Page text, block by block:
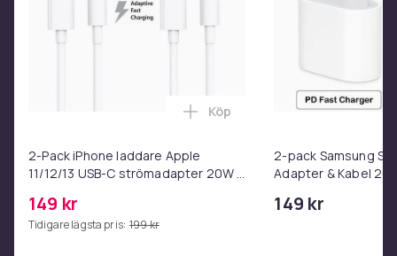
2-Pack iPhone laddare Apple
11/12/13 USB-C strömadapter 20W +
149 kr
Tidigare lägsta pris: 199 kr
Lägg till 2-Pack iPhone
Köp
2-pack Samsung
Adapter & Kabel
149 kr